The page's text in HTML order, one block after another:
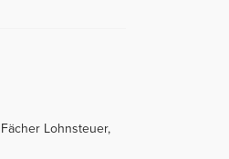
Lohnsteuer,